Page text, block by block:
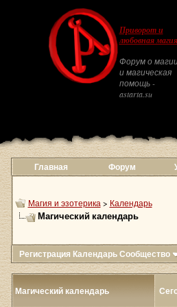
Приворот и
любовная магия
Форум о
и магическая
помощь -
astarta.su
Главная Форум
Магия и эзотерика > Календарь
Магический календарь
Регистрация КалендарьСообщество
Магический календарь